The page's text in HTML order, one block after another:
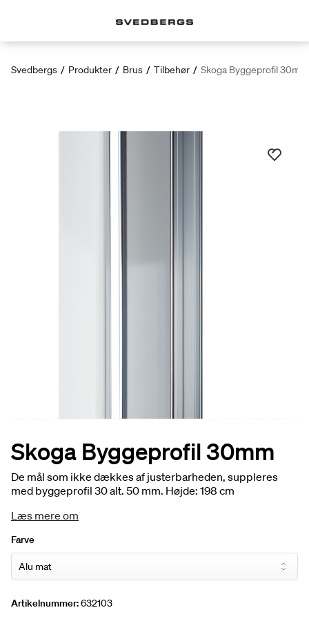
Svedbergs / Produkter / Brus / Tilbehør / Skoga Byggeprofil 30mm
Skoga Byggeprofil 30mm
De mål som ikke dækkes af justerbarheden, suppleres
med byggeprofil 30 alt. 50 mm. Højde: 198 cm
Læs mere om
Farve
Artikelnummer:632103